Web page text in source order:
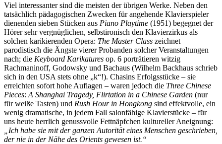
Viel interessanter sind die meisten der übrigen Werke. Neben den
tatsächlich pädagogischen Zwecken für angehende Klavierspieler
dienenden sieben Stücken aus Piano Playtime (1951) begegnet der
Hörer sehr vergnüglichen, selbstironisch den Klavierzirkus als
solchen karikierenden Opera: The Master Class zeichnet
parodistisch die Ängste vierer Probanden solcher Veranstaltungen
nach; die Keyboard Karikatures op. 6 porträtieren witzig
Rachmaninoff, Godowsky und Bachaus (Wilhelm Backhaus schrieb
sich in den USA stets ohne „k“!). Chasins Erfolgsstücke – sie
erreichten sofort hohe Auflagen – waren jedoch die Three Chinese
Pieces: A Shanghai Tragedy, Flirtation in a Chinese Garden (nur
für weiße Tasten) und Rush Hour in Hongkong sind effektvolle, ein
wenig dramatische, in jedem Fall salonfähige Klavierstücke – für
uns heute herrlich genussvolle Fettnäpfchen kultureller Aneignung:
„Ich habe sie mit der ganzen Autorität eines Menschen geschrieben,
der nie in der Nähe des Orients gewesen ist.“